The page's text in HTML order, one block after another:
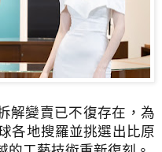
解變賣已不復存在，為
各地搜羅並挑選出比原